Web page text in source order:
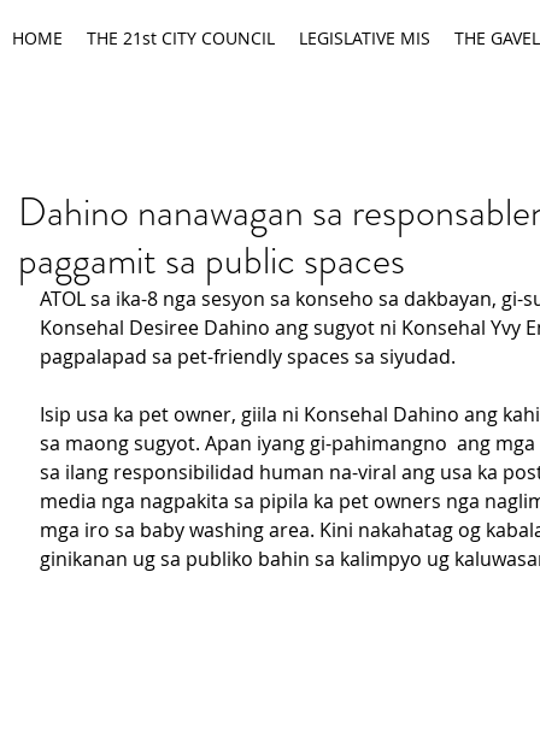
HOME THE 21st CITY COUNCIL LEGISLATIVE MIS THE GAVEL
Dahino nanawagan sa
paggamit sa public spaces
ATOL sa ika-8 nga sesyon sa konseho sa dakbayan,
Konsehal Desiree Dahino ang sugyot ni Konsehal Yvy
pagpalapad sa pet-friendly spaces sa siyudad.
Isip usa ka pet owner, giila ni Konsehal Dahino ang
sa maong sugyot. Apan iyang gi-pahimangno  ang
sa ilang responsibilidad human na-viral ang usa ka
media nga nagpakita sa pipila ka pet owners nga
mga iro sa baby washing area. Kini nakahatag og
ginikanan ug sa publiko bahin sa kalimpyo ug